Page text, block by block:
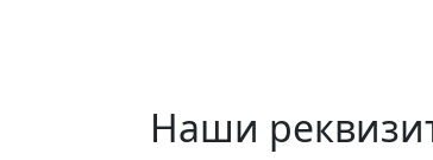
Наши